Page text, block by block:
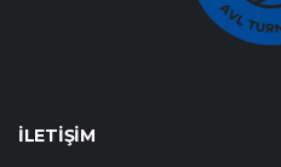
İLETIŞIM